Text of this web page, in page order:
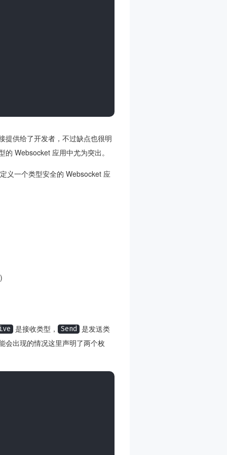
提供给了开发者，不过缺点也很明
Websocket 应用中尤为突出。
义一个类型安全的 Websocket 应
是接收类型， Send 是发送类
会出现的情况这里声明了两个枚